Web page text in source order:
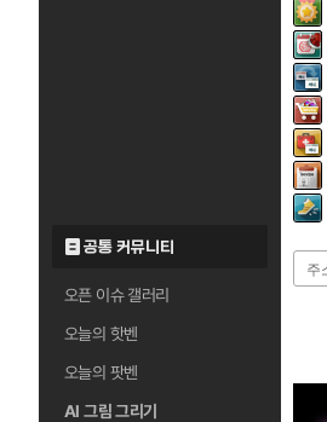
공통 커뮤니티
오픈 이슈 갤러리
오늘의 핫벤
오늘의 팟벤
AI 그림 그리기
주